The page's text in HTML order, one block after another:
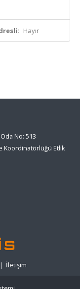
Hayır
No: 513
Koordinatörlüğü Etlik
| İletişim